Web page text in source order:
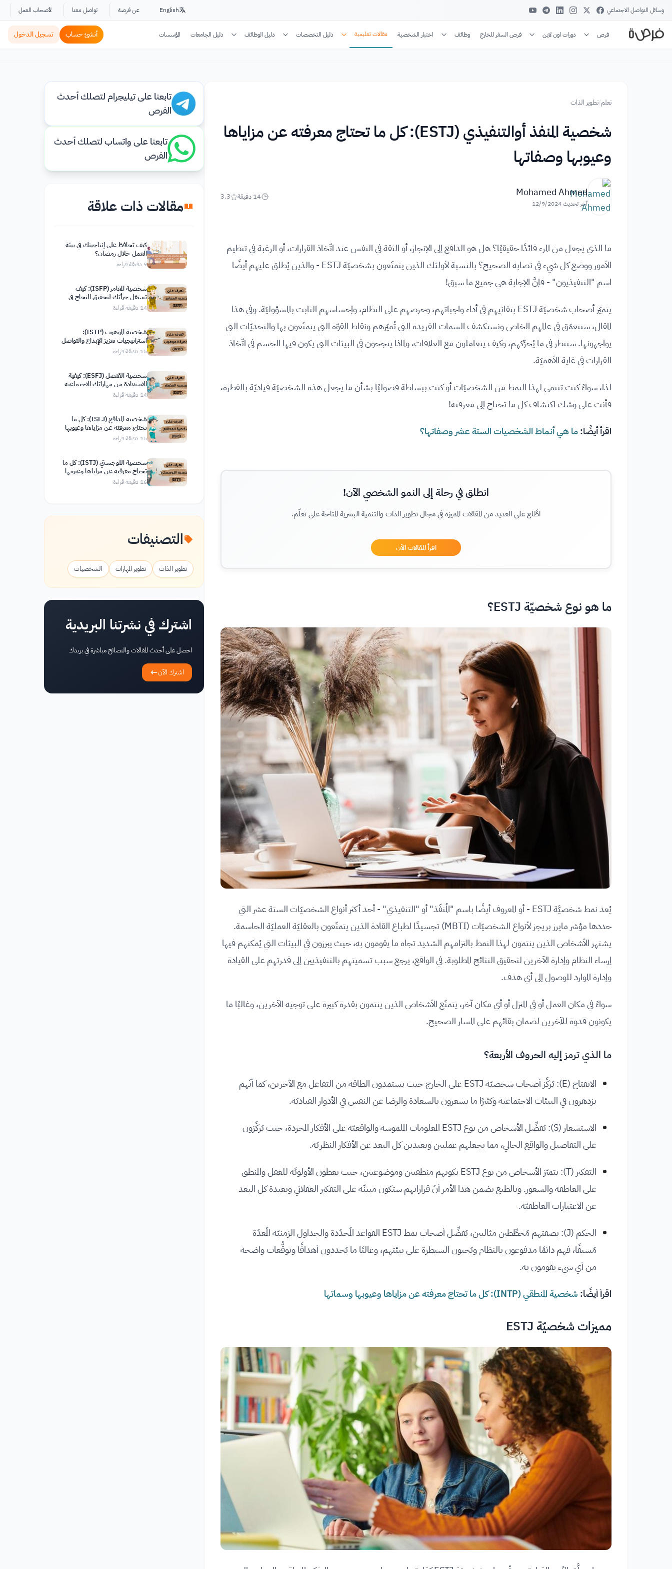
وسائل التواصل الاجتماعي English عن فرصة تواصل معنا لأصحاب العمل
فرص دورات اون لاين فرص السفر للخارج وظائف اختبار الشخصية مقالات تعليمية دليل التخصصات دليل الوظائف دليل الجامعات المؤسسات أنشئ حساب تسجيل الدخول
تعلم/تطوير الذات
شخصية المنفذ أوالتنفيذي (ESTJ): كل ما تحتاج معرفته عن مزاياها
وعيوبها وصفاتها
Mohamed Ahmed
آخر تحديث12/9/2024
14 دقيقة 3.3
ما الذي يجعل من المرء قائدًا حقيقيًا؟ هل هو الدافع إلى الإنجاز، أو الثقة في النفس عند اتّخاذ القرارات، أو الرغبة في تنظيم
الأمور ووضع كل شيء في نصابه الصحيح؟ بالنسبة لأولئك الذين يتمتّعون بشخصيّة ESTJ - والذين يُطلق عليهم أيضًا
اسم "التنفيذيون" - فإنَّ الإجابة هي جميع ما سبق!
يتميّز أصحاب شخصيّة ESTJ بتفانيهم في أداء واجباتهم، وحرصهم على النظام، وإحساسهم الثابت بالمسؤوليّة. وفي هذا
المقال، سنتعمّق في عالمهم الخاص ونستكشف السمات الفريدة التي تُميّزهم ونقاط القوّة التي يتمتّعون بها والتحديّات التي
يواجهونها. سننظر في ما يُحرِّكهم، وكيف يتعاملون مع العلاقات، ولماذا ينجحون في البيئات التي يكون فيها الحسم في اتّخاذ
القرارات في غاية الأهميّة.
لذا، سواءً كنت تنتمي لهذا النمط من الشخصيّات أو كنت ببساطة فضوليًا بشأن ما يجعل هذه الشخصيّة قياديّة بالفطرة،
فأنت على وشك اكتشاف كل ما تحتاج إلى معرفته!
اقرأ أيضًا:ما هي أنماط الشخصيات الستة عشر وصفاتها؟
انطلق في رحلة إلى النمو الشخصي الآن!
اطَّلع على العديد من المقالات المميزة في مجال تطوير الذات والتنمية البشرية المتاحة على تعلّم.
اقرأ المقالات الآن
ما هو نوع شخصيّة ESTJ؟
يُعد نمط شخصيَّة ESTJ - أو المعروف أيضًا باسم "المُنفّذ" أو "التنفيذي" - أحد أكثر أنواع الشخصيّات الستة عشر التي
حددها مؤشر مايرز بريجز لأنواع الشخصيّات (MBTI) تجسيدًا لطباع القادة الذين يتمتّعون بالعقليّة العمليّة الحاسمة.
يشتهر الأشخاص الذين ينتمون لهذا النمط بالتزامهم الشديد تجاه ما يقومون به، حيث يبرزون في البيئات التي يُمكنهم فيها
إرساء النظام وإدارة الآخرين لتحقيق النتائج المطلوبة. في الواقع، يرجع سبب تسميتهم بالتنفيذيين إلى قدرتهم على القيادة
وإدارة الموارد للوصول إلى أي هدف.
سواءً في مكان العمل أو في المنزل أو أي مكان آخر، يتمتّع الأشخاص الذين ينتمون بقدرة كبيرة على توجيه الآخرين، وغالبًا ما
يكونون قدوة للآخرين لضمان بقائهم على المسار الصحيح.
ما الذي ترمز إليه الحروف الأربعة؟
الانفتاح (E): يُركِّز أصحاب شخصيّة ESTJ على الخارج حيث يستمدون الطاقة من التفاعل مع الآخرين، كما أنّهم
يزدهرون في البيئات الاجتماعية وكثيرًا ما يشعرون بالسعادة والرضا عن النفس في الأدوار القياديّة.
الاستشعار (S): يُفضِّل الأشخاص من نوع ESTJ المعلومات الملموسة والواقعيّة على الأفكار المجردة، حيث يُركِّزون
على التفاصيل والواقع الحالي، مما يجعلهم عمليين وبعيدين كل البعد عن الأفكار النظريّة.
التفكير (T): يتميّز الأشخاص من نوع ESTJ بكونهم منطقيين وموضوعيين، حيث يعطون الأولويَّة للعقل والمنطق
على العاطفة والشعور. وبالطبع يضمن هذا الأمر أنّ قراراتهم ستكون مبينّة على التفكير العقلاني وبعيدة كل البعد
عن الاعتبارات العاطفيّة.
الحكم (J): بصفتهم مُخطِّطين مثاليين، يُفضِّل أصحاب نمط ESTJ القواعد المُحدّدة والجداول الزمنيّة المُعدّة
مُسبقًا، فهم دائمًا مدفوعون بالنظام ويُحبون السيطرة على بيئتهم، وغالبًا ما يُحددون أهدافًا وتوقُّعات واضحة
من أي شيء يقومون به.
اقرأ أيضًا: شخصية المنطقي (INTP): كل ما تحتاج معرفته عن مزاياها وعيوبها وسماتها
مميزات شخصيّة ESTJ
تابعنا على تيليجرام لتصلك أحدث
الفرص
تابعنا على واتساب لتصلك أحدث
الفرص
مقالات ذات علاقة
كيف تحافظ على إنتاجيتك في بيئة
العمل خلال رمضان؟
9 دقيقة قراءة
شخصية المغامر (ISFP): كيف
تستغل جرأتك لتحقيق النجاح في
حياتك
14 دقيقة قراءة
شخصية الموهوب (ISTP):
استراتيجيات تعزيز الإبداع والتواصل
الفعّال
15 دقيقة قراءة
شخصية القنصل (ESFJ): كيفية
الاستفادة من مهاراتك الاجتماعية
لتحقيق نتائج إيجابية
14 دقيقة قراءة
شخصية المدافع (ISFJ): كل ما
تحتاج معرفته عن مزاياها وعيوبها
وصفاتها
15 دقيقة قراءة
شخصية اللوجستي (ISTJ): كل ما
تحتاج معرفته عن مزاياها وعيوبها
وصفاتها
16 دقيقة قراءة
التصنيفات
تطوير الذات تطوير المهارات الشخصيات
اشترك في نشرتنا البريدية
احصل على أحدث المقالات والنصائح مباشرة في بريدك
اشترك الآن